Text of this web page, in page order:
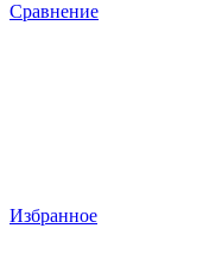
Сравнение
Избранное